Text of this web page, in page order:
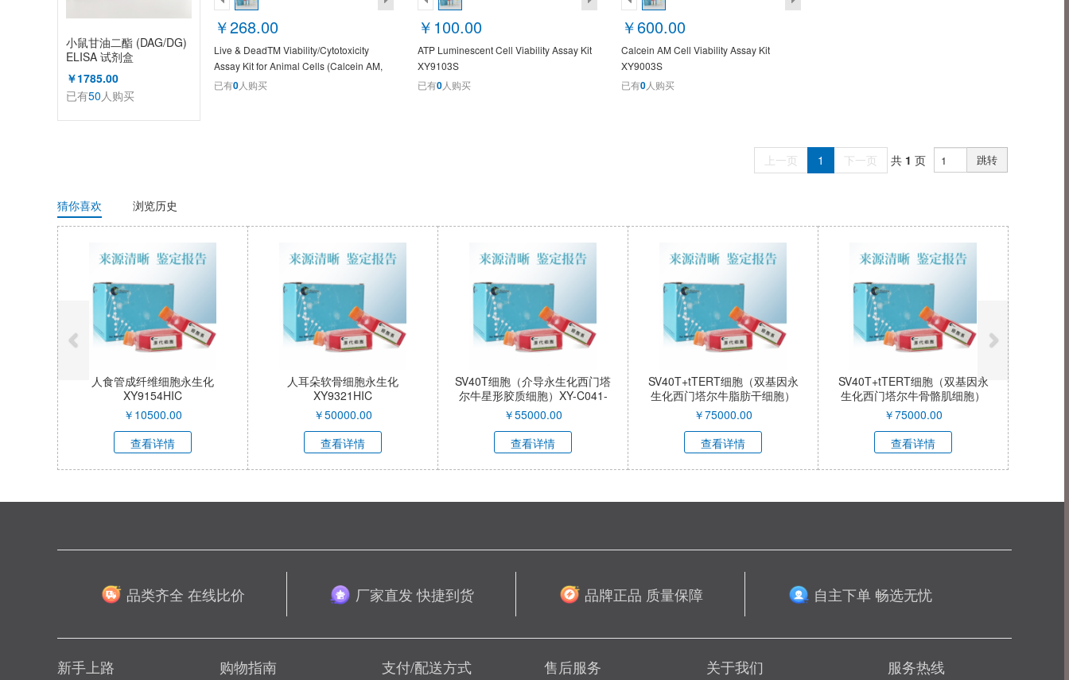
小鼠甘油二酯 (DAG/DG)
ELISA 试剂盒
￥1785.00
已有50人购买
￥268.00
Live & DeadTM Viability/Cytotoxicity
Assay Kit for Animal Cells (Calcein AM,
EthD-1) XY9023S
已有0人购买
￥100.00
ATP Luminescent Cell Viability Assay Kit
XY9103S
已有0人购买
￥600.00
Calcein AM Cell Viability Assay Kit
XY9003S
已有0人购买
上一页 1 下一页 共 1 页 跳转
猜你喜欢 浏览历史
人食管成纤维细胞永生化
XY9154HIC
￥ 10500.00
查看详情
人耳朵软骨细胞永生化
XY9321HIC
￥50000.00
查看详情
SV40T细胞（介导永生化西门塔
尔牛星形胶质细胞）XY-C041-
QI
￥55000.00
查看详情
SV40T+tTERT细胞（双基因永
生化西门塔尔牛脂肪干细胞）
XY-C040-QI
￥75000.00
查看详情
SV40T+tTERT细胞（双基因永
生化西门塔尔牛骨骼肌细胞）
XY-C039-QI
￥75000.00
查看详情
品类齐全 在线比价 厂家直发 快捷到货 品牌正品 质量保障 自主下单 畅选无忧
新手上路 购物指南 支付/配送方式 售后服务 关于我们 服务热线